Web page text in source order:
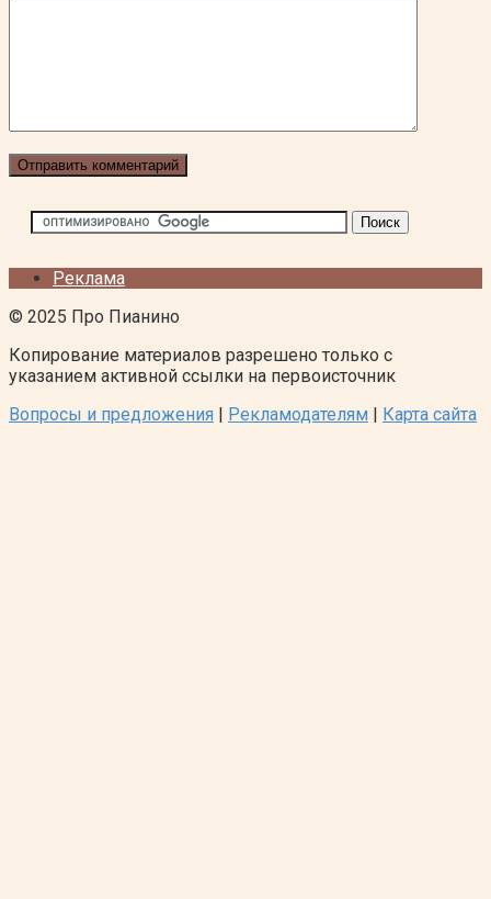
Реклама
© 2025 Про Пианино
Копирование материалов разрешено только с
указанием активной ссылки на первоисточник
Вопросы и предложения
Рекламодателям Карта сайта